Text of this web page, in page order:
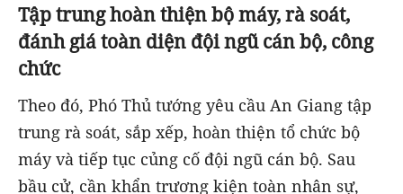
Tập trung hoàn thiện bộ máy, rà soát,
đánh giá toàn diện đội ngũ cán bộ, công
chức
Theo đó, Phó Thủ tướng yêu cầu An Giang tập
trung rà soát, sắp xếp, hoàn thiện tổ chức bộ
máy và tiếp tục củng cố đội ngũ cán bộ. Sau
bầu cử, cần khẩn trương kiện toàn nhân sự,